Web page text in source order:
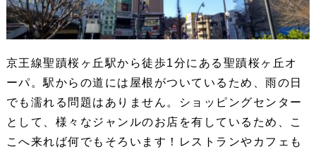
京王線聖蹟桜ヶ丘駅から徒歩1分にある聖蹟桜ヶ丘オ
ーパ。駅からの道には屋根がついているため、雨の日
でも濡れる問題はありません。ショッピングセンター
として、様々なジャンルのお店を有しているため、こ
こへ来れば何でもそろいます！レストランやカフェも